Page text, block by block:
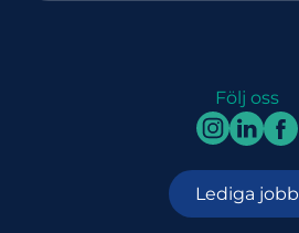
Följ oss
Lediga jobb